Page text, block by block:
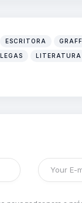
ESCRITORA
LITERATURA